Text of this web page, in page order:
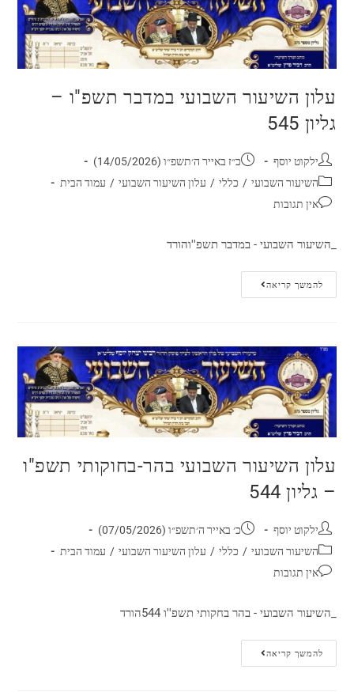
עלון השיעור השבועי במדבר תשפ"ו –
גליון 545
ילקוט יוסף
כ״ז באייר ה׳תשפ״ו (14/05/2026)
השיעור השבועי / כללי / עלון השיעור השבועי / עמוד הבית
אין תגובות
_השיעור השבועי - במדבר תשפ''והורד
להמשך קריאה
עלון השיעור השבועי בהר-בחוקותי תשפ"ו
– גליון 544
ילקוט יוסף
כ׳ באייר ה׳תשפ״ו (07/05/2026)
השיעור השבועי / כללי / עלון השיעור השבועי / עמוד הבית
אין תגובות
_השיעור השבועי - בהר בחקותי תשפ''ו 544הורד
להמשך קריאה